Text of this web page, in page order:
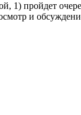
1) пройдет
и